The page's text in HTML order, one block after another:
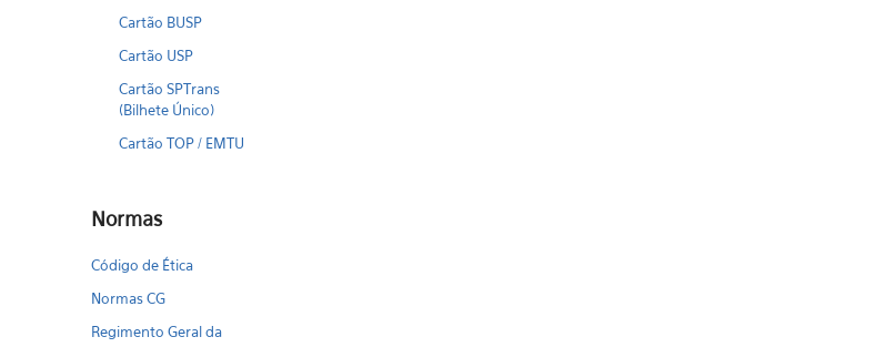
Cartão BUSP
Cartão USP
Cartão SPTrans
(Bilhete Único)
Cartão TOP / EMTU
Normas
Código de Ética
Normas CG
Regimento Geral da